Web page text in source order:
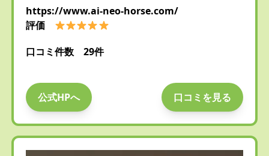
https://www.ai-neo-horse.com/
評価
口コミ件数 29件
公式HPへ 口コミを見る